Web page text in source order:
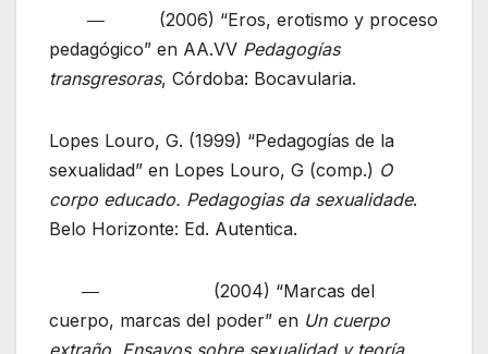
― (2006) “Eros, erotismo y proceso
pedagógico” en AA.VV Pedagogías
transgresoras, Córdoba: Bocavularia.
Lopes Louro, G. (1999) “Pedagogías de la
sexualidad” en Lopes Louro, G (comp.) O
corpo educado. Pedagogias da sexualidade.
Belo Horizonte: Ed. Autentica.
― (2004) “Marcas del
cuerpo, marcas del poder” en Un cuerpo